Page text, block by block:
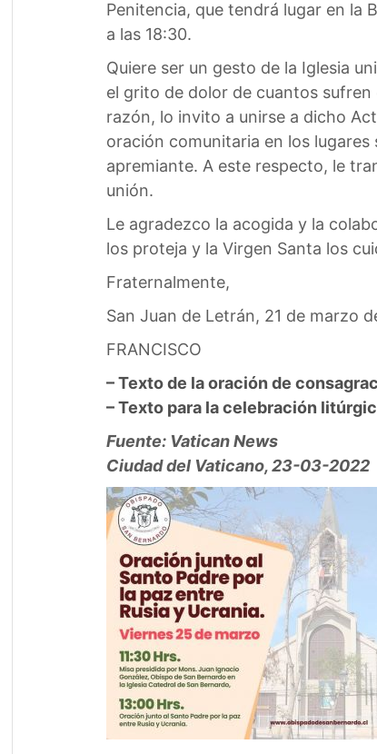
Penitencia, que tendrá lugar en la
a las 18:30.
Quiere ser un gesto de la Iglesia
el grito de dolor de cuantos sufren
razón, lo invito a unirse a dicho
oración comunitaria en los lugares
apremiante. A este respecto, le
unión.
Le agradezco la acogida y la
los proteja y la Virgen Santa los
Fraternalmente,
San Juan de Letrán, 21 de marzo
FRANCISCO
– Texto de la oración de
– Texto para la celebración
Fuente: Vatican News
Ciudad del Vaticano, 23-03-2022